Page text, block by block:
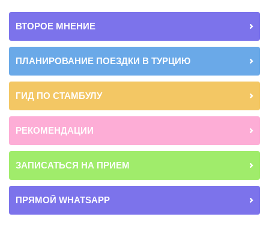
ВТОРОЕ МНЕНИЕ
ПЛАНИРОВАНИЕ ПОЕЗДКИ В ТУРЦИЮ
ГИД ПО СТАМБУЛУ
РЕКОМЕНДАЦИИ
ЗАПИСАТЬСЯ НА ПРИЕМ
ПРЯМОЙ WHATSAPP